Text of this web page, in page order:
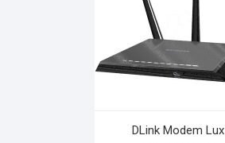
DLink Modem Lux